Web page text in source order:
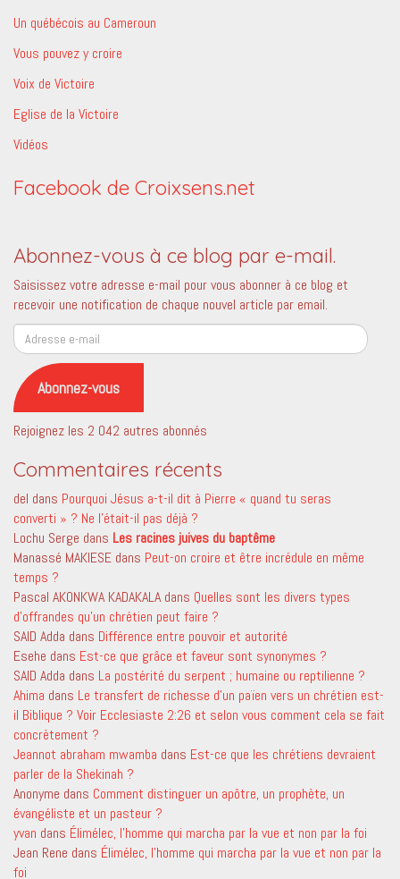
Un québécois au Cameroun
Vous pouvez y croire
Voix de Victoire
Eglise de la Victoire
Vidéos
Facebook de Croixsens.net
Abonnez-vous à ce blog par e-mail.
Saisissez votre adresse e-mail pour vous abonner à ce blog et
recevoir une notification de chaque nouvel article par email.
Adresse
e-
mail
Abonnez-vous
Rejoignez les 2 042 autres abonnés
Commentaires récents
del dans Pourquoi Jésus a-t-il dit à Pierre « quand tu seras
converti » ? Ne l’était-il pas déjà ?
Lochu Serge dans Les racines juives du baptême
Manassé MAKIESE dans Peut-on croire et être incrédule en même
temps ?
Pascal AKONKWA KADAKALA dans Quelles sont les divers types
d’offrandes qu’un chrétien peut faire ?
SAID Adda dans Différence entre pouvoir et autorité
Esehe dans Est-ce que grâce et faveur sont synonymes ?
SAID Adda dans La postérité du serpent ; humaine ou reptilienne ?
Ahima dans Le transfert de richesse d’un païen vers un chrétien est-
il Biblique ? Voir Ecclesiaste 2:26 et selon vous comment cela se fait
concrètement ?
Jeannot abraham mwamba dans Est-ce que les chrétiens devraient
parler de la Shekinah ?
Anonyme dans Comment distinguer un apôtre, un prophète, un
évangéliste et un pasteur ?
yvan dans Élimélec, l’homme qui marcha par la vue et non par la foi
Jean Rene dans Élimélec, l’homme qui marcha par la vue et non par la
foi